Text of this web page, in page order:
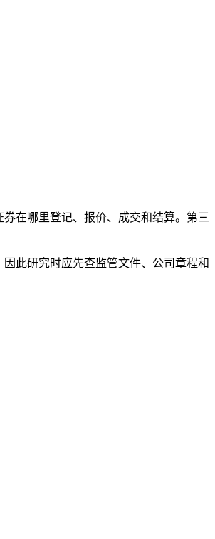
在哪里登记、报价、成交和结算。第三
此研究时应先查监管文件、公司章程和